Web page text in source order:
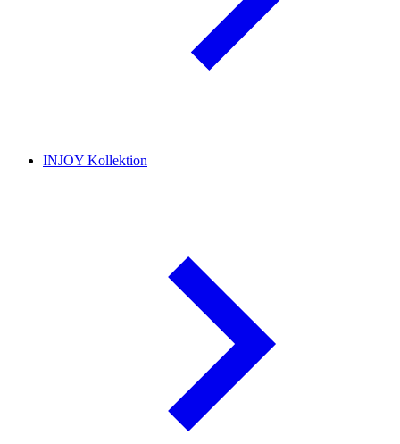
INJOY Kollektion